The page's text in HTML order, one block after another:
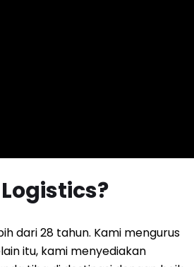
dari 28 tahun. Kami mengurus
itu, kami menyediakan